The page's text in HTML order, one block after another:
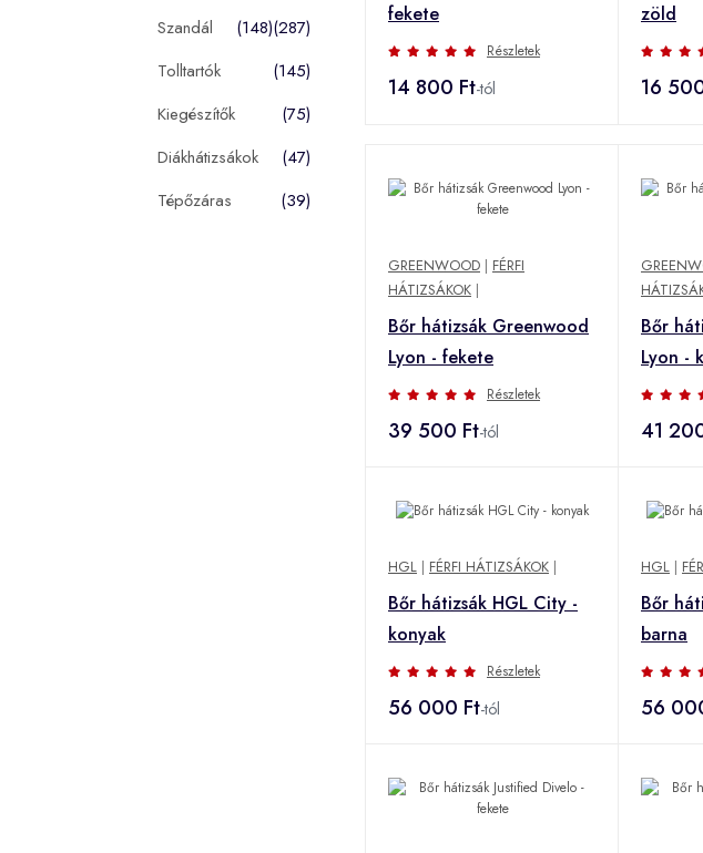
(287)
Szandál
(148)
Tolltartók
(145)
Kiegészítők
(75)
Diákhátizsákok
(47)
Tépőzáras
(39)
fekete
Részletek
14 800 Ft-tól
zöld
16
GREENWOOD | FÉRFI
HÁTIZSÁKOK |
Bőr hátizsák Greenwood
Lyon - fekete
Részletek
39 500 Ft-tól
Bőr
Lyon -
41
HGL | FÉRFI HÁTIZSÁKOK |
Bőr hátizsák HGL City -
konyak
Részletek
56 000 Ft-tól
HGL |
Bőr
barna
56